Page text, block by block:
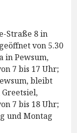
Straße 8 in
von 5.30
in Pewsum,
7 bis 17 Uhr;
bleibt
7 bis 18 Uhr;
und Montag